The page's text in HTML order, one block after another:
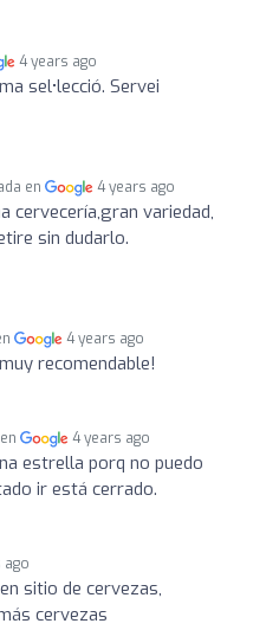
4 years ago
sel•lecció. Servei
en 4 years ago
cervecería,gran variedad,
sin dudarlo.
4 years ago
recomendable!
4 years ago
estrella porq no puedo
ir está cerrado.
ago
sitio de cervezas,
cervezas